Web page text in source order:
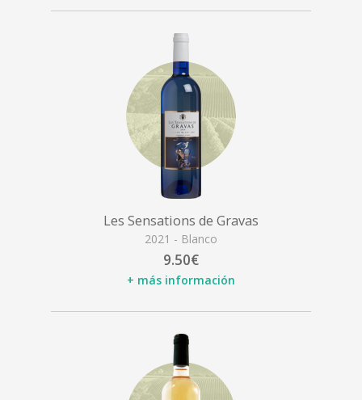
Les Sensations de Gravas
2021 - Blanco
9.50€
+ más información